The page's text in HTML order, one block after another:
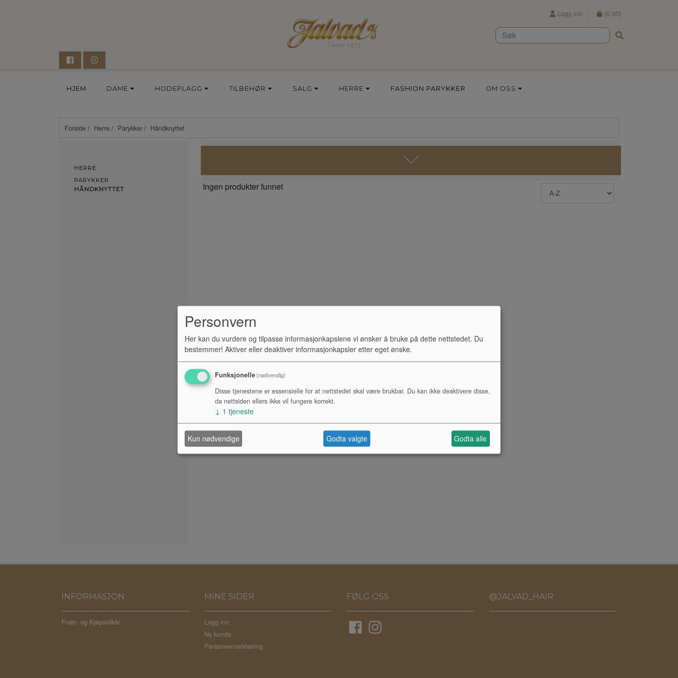
Logg inn (0,00)
HJEM DAME HODEPLAGG TILBEHØR SALG HERRE FASHION PARYKKER OM OSS
Forside / Herre / Parykker / Håndknyttet
HERRE
PARYKKER
HÅNDKNYTTET
Ingen produkter funnet
INFORMASJON
Frakt- og Kjøpsvilkår
MINE SIDER
Logg inn
Ny kunde
Personvernerklæring
FØLG OSS @JALVAD_HAIR
Personvern
Her kan du vurdere og tilpasse informasjonkapslene vi ønsker å bruke på dette nettstedet. Du
bestemmer! Aktiver eller deaktiver informasjonkapsler etter eget ønske.
Funksjonelle(nødvendig)
Disse tjenestene er essensielle for at nettstedet skal være brukbar. Du kan ikke deaktivere disse,
da nettsiden ellers ikke vil fungere korrekt.
↓ 1 tjeneste
Kun nødvendige Godta valgte Godta alle